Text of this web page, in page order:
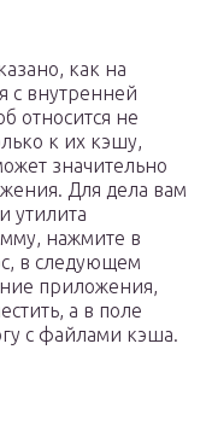
как на
с внутренней
относится не
к их кэшу,
значительно
Для дела вам
утилита
нажмите в
в следующем
приложения,
а в поле
с файлами кэша.